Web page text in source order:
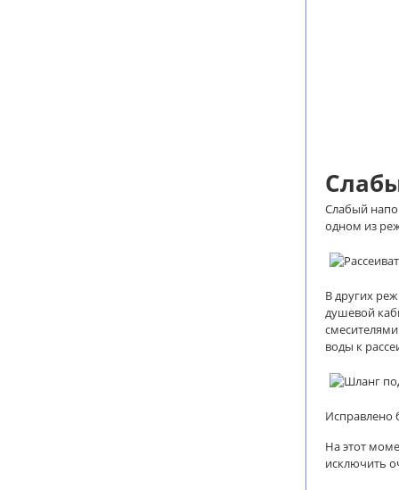
Слабый
одном из
В других
душевой
воды к
Исправлено
На этот
исключить